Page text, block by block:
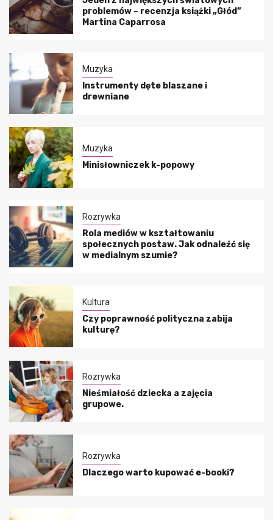
problemów – recenzja książki „Głód”
Martina Caparrosa
Muzyka
Instrumenty dęte blaszane i
drewniane
Muzyka
Minisłowniczek k-popowy
Rozrywka
Rola mediów w kształtowaniu
społecznych postaw. Jak odnaleźć się
w medialnym szumie?
Kultura
Czy poprawność polityczna zabija
kulturę?
Rozrywka
Nieśmiałość dziecka a zajęcia
grupowe.
Rozrywka
Dlaczego warto kupować e-booki?